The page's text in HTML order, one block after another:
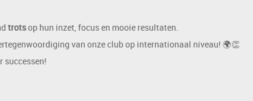
trotsop hun inzet, focus en mooie resultaten.
van onze club op internationaal niveau! 🌍👏
successen!